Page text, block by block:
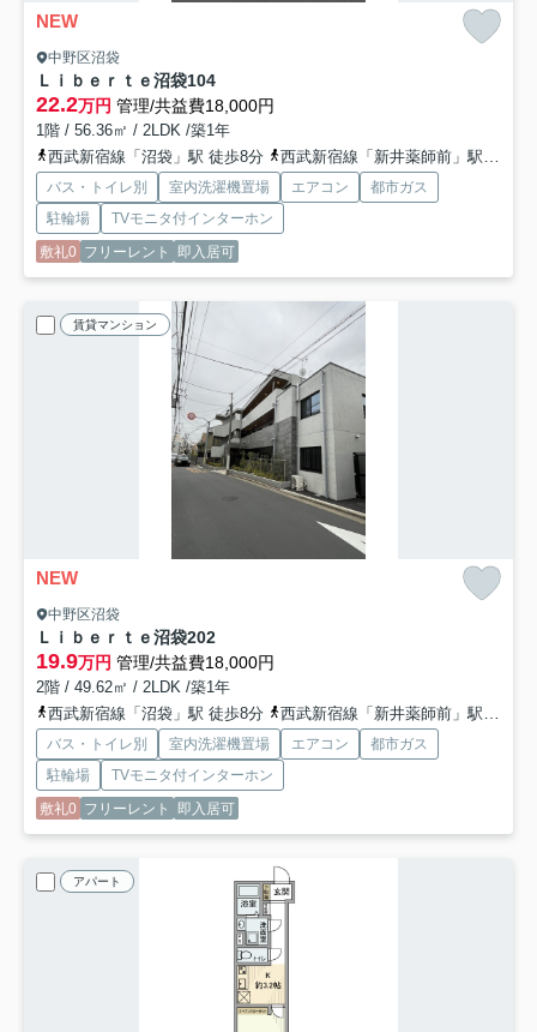
NEW
中野区沼袋
Ｌｉｂｅｒｔｅ沼袋104
22.2万円 管理/共益費18,000円
1階 / 56.36㎡ / 2LDK /築1年
西武新宿線「沼袋」駅 徒歩8分
西武新宿線「新井薬師前」駅 徒歩15分
バス・トイレ別 室内洗濯機置場 エアコン
都市ガス
駐輪場
TVモニタ付インターホン
敷礼0 フリーレント 即入居可
賃貸マンション
NEW
中野区沼袋
Ｌｉｂｅｒｔｅ沼袋202
19.9万円 管理/共益費18,000円
2階 / 49.62㎡ / 2LDK /築1年
西武新宿線「沼袋」駅 徒歩8分
西武新宿線「新井薬師前」駅 徒歩15分
バス・トイレ別 室内洗濯機置場 エアコン
都市ガス
駐輪場
TVモニタ付インターホン
敷礼0 フリーレント 即入居可
アパート